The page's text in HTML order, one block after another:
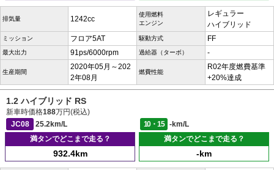
排気量 1242cc
使用燃料
エンジン
レギュラー
ハイブリッド
ミッション フロア5AT 駆動方式 FF
最大出力 91ps/6000rpm 過給器（ターボ） -
生産期間
2020年05月～202
2年08月
燃費性能
R02年度燃費基準
+20%達成
1.2 ハイブリッド RS
新車時価格188万円(税込)
JC08
25.2km/L 10・15
-km/L
満タンでどこまで走る？
932.4km
満タンでどこまで走る？
-km